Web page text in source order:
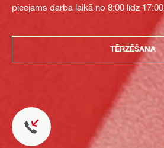
pieejams darba laikā no 8:00 līdz 17:00.
TĒRZĒŠANA